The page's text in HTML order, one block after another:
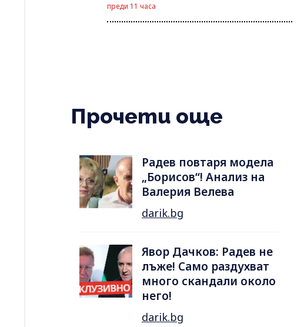
преди 11 часа
Прочети още
Радев повтаря модела
„Борисов“! Анализ на
Валерия Велева
darik.bg
Явор Дачков: Радев не
лъже! Само раздухват
много скандали около
него!
darik.bg